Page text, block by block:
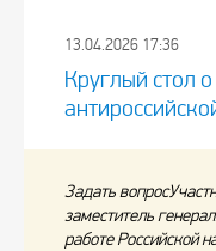
13.04.2026 17:36
Круглый стол
Задать
заместитель
работе Российской